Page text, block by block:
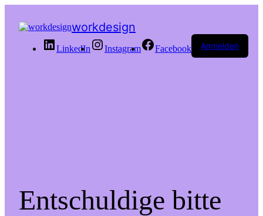
workdesign
LinkedIn Instagram Facebook Anmelden
Entschuldige bitte